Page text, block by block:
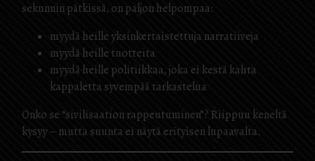
sekunnin pätkissä, on paljon helpompaa:
myydä heille yksinkertaistettuja narratiiveja
myydä heille tuotteita
myydä heille politiikkaa, joka ei kestä kahta
kappaletta syvempää tarkastelua
Onko se “sivilisaation rappeutuminen”? Riippuu keneltä
kysyy – mutta suunta ei näytä erityisen lupaavalta.